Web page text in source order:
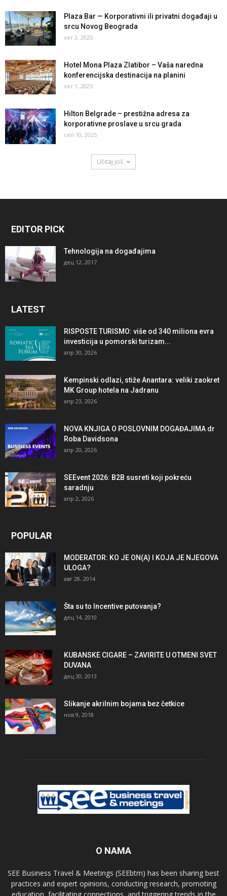
Plaza Bar — Korporativni ili privatni događaji u
srcu Novog Beograda
окт 2, 2025
Hotel Mona Plaza Zlatibor – Vaša naredna
konferencijska destinacija na planini
окт 1, 2025
Hilton Belgrade – prestižna adresa za
korporativne proslave u srcu grada
сеп 10, 2025
Učitaj još
EDITOR PICK
Tehnologija na događajima
дец 12, 2017
LATEST
RISPOSTE TURISMO: više od 340 miliona evra
investicija u pomorski turizam...
апр 30, 2026
Kempinski odlazi, stiže Anantara: veliki zaokret
MK Group hotela na Jadranu
апр 23, 2026
NOVA KNJIGA O POSLOVNIM DOGAĐAJIMA dr
Roba Davidsona
апр 20, 2026
SEEvent 2026: B2B susreti koji pokreću
saradnju
апр 2, 2026
POPULAR
MODERATOR: KO JE ON(A) I KOJA JE NJEGOVA
ULOGA?
авг 28, 2014
Šta su to Incentive putovanja?
дец 14, 2010
KUBANSKE CIGARE – ZAVIRITE U OTMENI SVET
DUVANA
дец 30, 2013
Slikanje akrilnim bojama bez četkice
нов 9, 2018
O NAMA
SEE Business Travel & Meetings (SEEbtm) has been sharing best
practices and expert opinions, conducting research, promoting